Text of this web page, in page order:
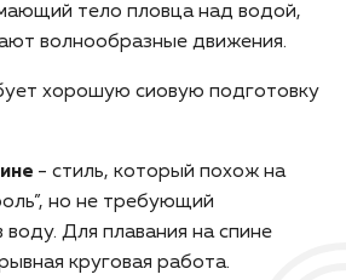
тело пловца над водой,
волнообразные движения.
хорошую сиовую подготовку
- стиль, который похож на
но не требующий
Для плавания на спине
круговая работа.